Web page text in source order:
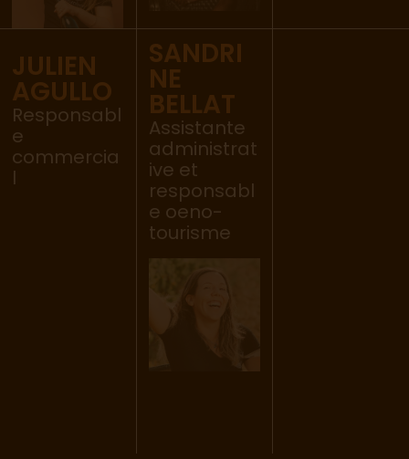
JULIEN
AGULLO
Responsabl
e
commercia
l
SANDRI
NE
BELLAT
Assistante
administrat
ive et
responsabl
e oeno-
tourisme